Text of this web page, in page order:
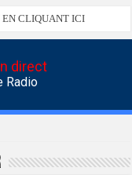
EN CLIQUANT ICI
direct
Radio